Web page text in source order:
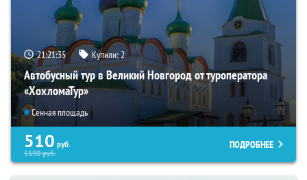
21:21:33 Купили:2
Автобусный тур в Великий Новгород от туроператора
«ХохломаТур»
Сенная площадь
510 руб.
5190руб.
ПОДРОБНЕЕ